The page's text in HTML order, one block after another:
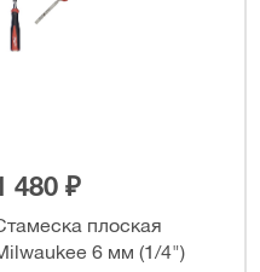
480 ₽
плоская
6 мм (1/4")